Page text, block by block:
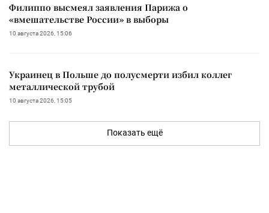
Филиппо высмеял заявления Парижа о
«вмешательстве России» в выборы
10 августа 2026, 15:06
Украинец в Польше до полусмерти избил коллег
металлической трубой
10 августа 2026, 15:05
Показать ещё